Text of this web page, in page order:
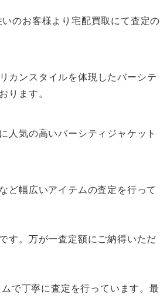
のお客様より宅配買取にて査定の
カンスタイルを体現したバーシテ
ります。
人気の高いバーシティジャケット
ど幅広いアイテムの査定を行って
す。万が一査定額にご納得いただ
で丁寧に査定を行っています。最